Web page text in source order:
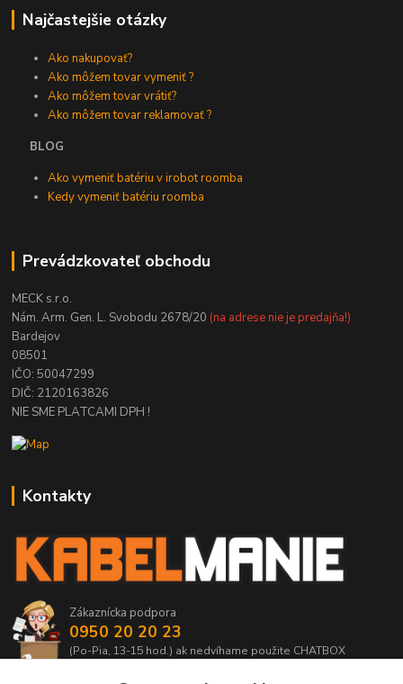
Najčastejšie otázky
Ako nakupovať?
Ako môžem tovar vymeniť ?
Ako môžem tovar vrátiť?
Ako môžem tovar reklamovať ?
BLOG
Ako vymeniť batériu v irobot roomba
Kedy vymeniť batériu roomba
Prevádzkovateľ obchodu
MECK s.r.o.
Nám. Arm. Gen. L. Svobodu 2678/20 (na adrese nie je predajňa!)
Bardejov
08501
IČO: 50047299
DIČ: 2120163826
NIE SME PLATCAMI DPH !
Kontakty
Zákaznícka podpora
0950 20 20 23
(Po-Pia, 13-15 hod.) ak nedvíhame použite CHATBOX